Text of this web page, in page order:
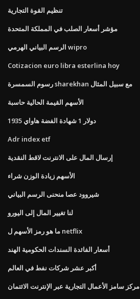
تنظيم القوة التجارية
مؤشر أسعار الصلب في المملكة المتحدة
الرسم البياني الهرمي wipro
Cotizacion euro libra esterlina hoy
رسوم السمسرة sharekhan مع سبيل المثال
الأسهم القيمة الحالية حاسبة
1935 دولار 1 شهادة الفضة هاواي
Adr index etf
إرسال المال على الانترنت لاقط النقدية
الأسهم زيادة الوزن شراء
شيروود عصا منحنى الرسم البياني
لنا تغيير المال إلى اليورو
ما هو رمز الأسهم ل netflix
أسعار الفائدة السندات الحكومية الهند
أكبر عشر شركات نفط في العالم
مركز سامز الأعمال التجارية عبر الإنترنت الائتمان